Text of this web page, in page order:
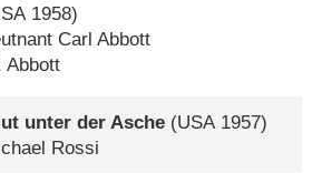
1958)
Carl Abbott
Abbott
unter der Asche (USA 1957)
Rossi